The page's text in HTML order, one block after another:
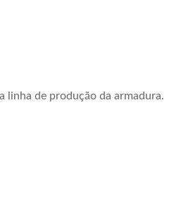
linha de produção da armadura.